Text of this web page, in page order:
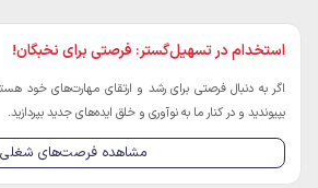
استخدام در تسهیل‌گستر: فرصتی برای نخبگان!
اگر به دنبال فرصتی برای رشد و ارتقای مهارت‌های خود
بپیوندید و در کنار ما به نوآوری و خلق ایده‌های جدید بپردازید.
مشاهده فرصت‌های شغلی